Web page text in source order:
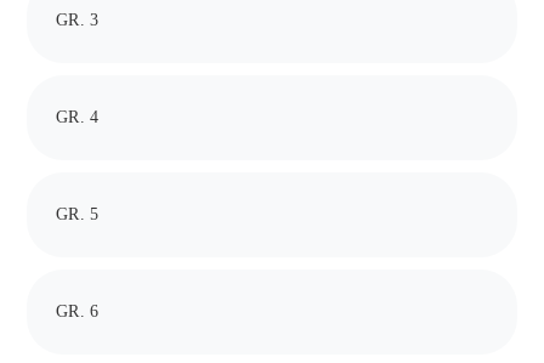
GR. 3
GR. 4
GR. 5
GR. 6